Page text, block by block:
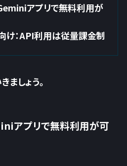
アプリで無料利用が
け：API利用は従量課金制
ましょう。
アプリで無料利用が可